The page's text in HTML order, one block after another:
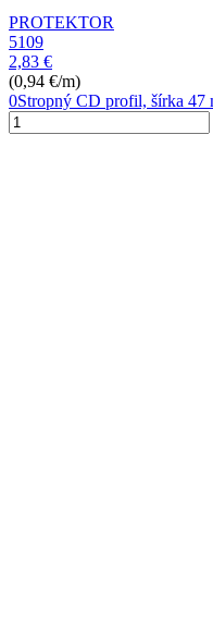
PROTEKTOR
5109
2,83 €
(0,94 €/m)
0Stropný CD profil, šírka 47